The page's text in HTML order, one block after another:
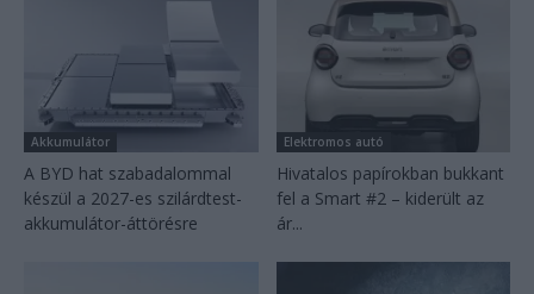
Akkumulátor
A BYD hat szabadalommal
készül a 2027-es szilárdtest-
akkumulátor-áttörésre
Elektromos autó
Hivatalos papírokban bukkant
fel a Smart #2 – kiderült az
ár...